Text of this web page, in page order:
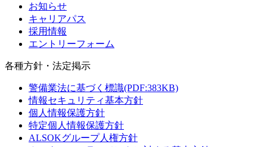
お知らせ
キャリアパス
採用情報
エントリーフォーム
各種方針・法定掲示
警備業法に基づく標識(PDF:383KB)
情報セキュリティ基本方針
個人情報保護方針
特定個人情報保護方針
ALSOKグループ人権方針